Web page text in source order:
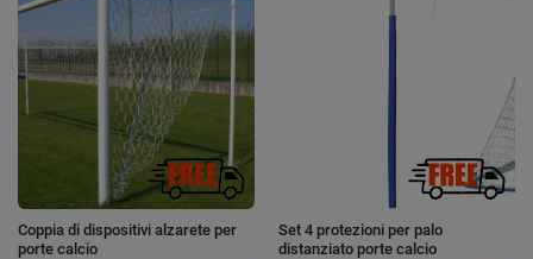
Coppia di dispositivi alzarete per
porte calcio
Set 4 protezioni per palo
distanziato porte calcio